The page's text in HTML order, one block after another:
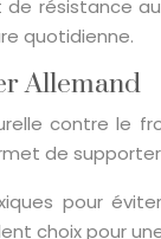
résistance
quotidienne.
Allemand
contre le
de
pour
choix pour